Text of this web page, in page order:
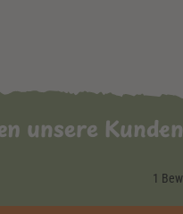
unsere Kunden